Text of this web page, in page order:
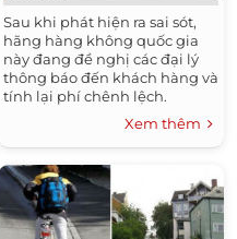
Sau khi phát hiện ra sai sót,
hãng hàng không quốc gia
này đang đề nghị các đại lý
thông báo đến khách hàng và
tính lại phí chênh lệch.
Xem thêm